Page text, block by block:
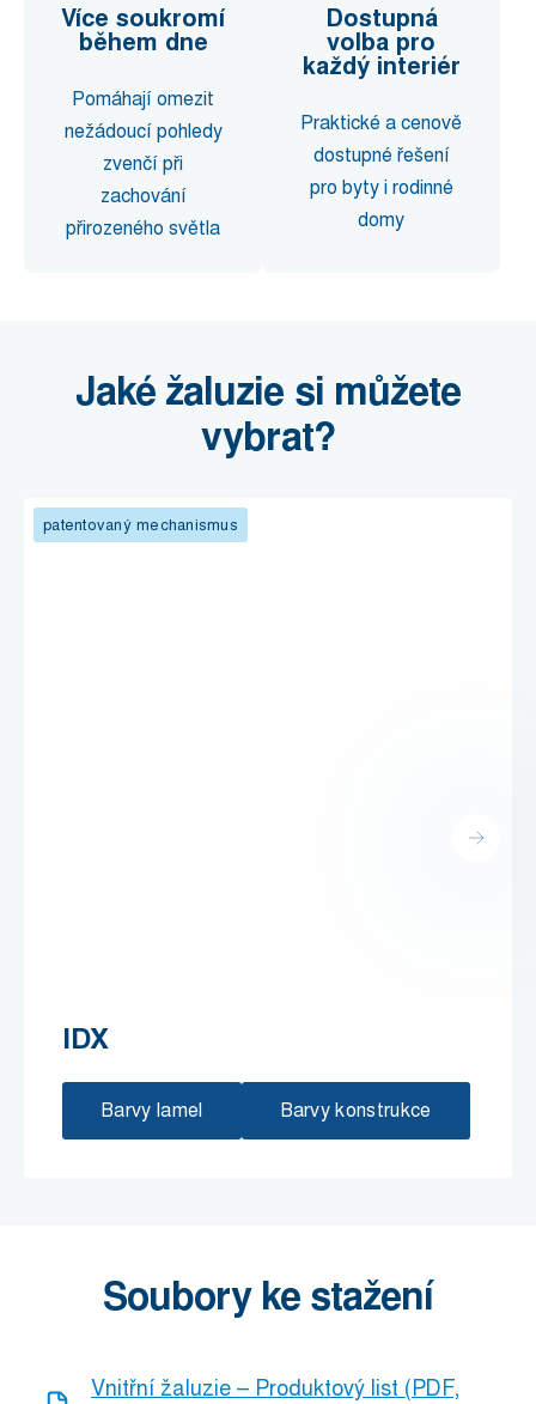
Více soukromí
během dne
Pomáhají omezit
nežádoucí pohledy
zvenčí při
zachování
přirozeného světla
Dostupná
volba pro
každý interiér
Praktické a cenově
dostupné řešení
pro byty i rodinné
domy
Jaké žaluzie si můžete
vybrat?
patentovaný mechanismus
IDX
Barvy lamel Barvy konstrukce
Soubory ke stažení
Vnitřní žaluzie – Produktový list (PDF,